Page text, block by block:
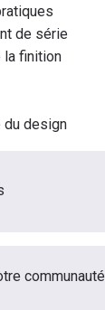
de série
la finition
du design
communauté